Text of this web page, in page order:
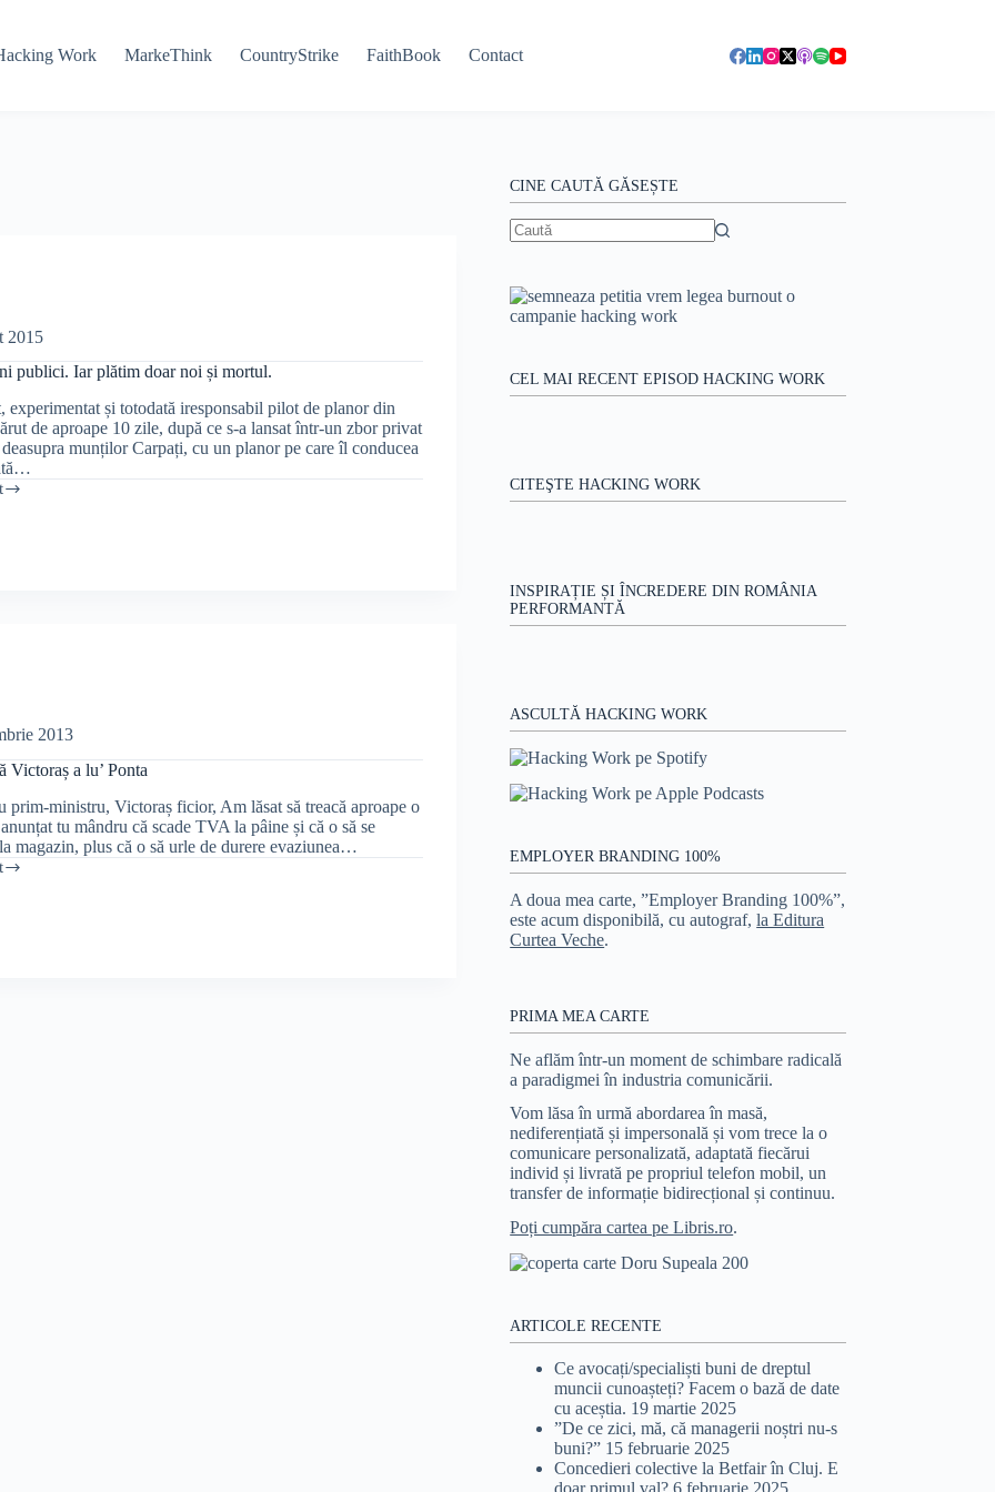
Work MarkeThink CountryStrike FaithBook Contact
2015
publici. Iar plătim doar noi și mortul.
experimentat și totodată iresponsabil pilot de planor din
de aproape 10 zile, după ce s-a lansat într-un zbor privat
munților Carpați, cu un planor pe care îl conducea
2013
Victoraș a lu’ Ponta
prim-ministru, Victoraș ficior, Am lăsat să treacă aproape o
tu mândru că scade TVA la pâine și că o să se
magazin, plus că o să urle de durere evaziunea…
CINE CAUTĂ GĂSEȘTE
CEL MAI RECENT EPISOD HACKING WORK
CITEŞTE HACKING WORK
INSPIRAȚIE ȘI ÎNCREDERE DIN ROMÂNIA
PERFORMANTĂ
ASCULTĂ HACKING WORK
EMPLOYER BRANDING 100%
A doua mea carte, ”Employer Branding 100%”,
este acum disponibilă, cu autograf,la Editura
Curtea Veche.
PRIMA MEA CARTE
Ne aflăm într-un moment de schimbare radicală
a paradigmei în industria comunicării.
Vom lăsa în urmă abordarea în masă,
nediferențiată și impersonală și vom trece la o
comunicare personalizată, adaptată fiecărui
individ și livrată pe propriul telefon mobil, un
transfer de informație bidirecțional și continuu.
Poți cumpăra cartea pe Libris.ro.
ARTICOLE RECENTE
Ce avocați/specialiști buni de dreptul
muncii cunoașteți? Facem o bază de date
cu aceștia. 19 martie 2025
”De ce zici, mă, că managerii noștri nu-s
buni?” 15 februarie 2025
Concedieri colective la Betfair în Cluj. E